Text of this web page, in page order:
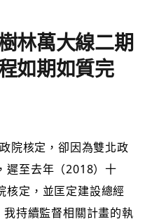
林萬大線二期
如期如質完
院核定，卻因為雙北政
遲至去年（2018）十
核定，並匡定建設總經
持續監督相關計畫的執